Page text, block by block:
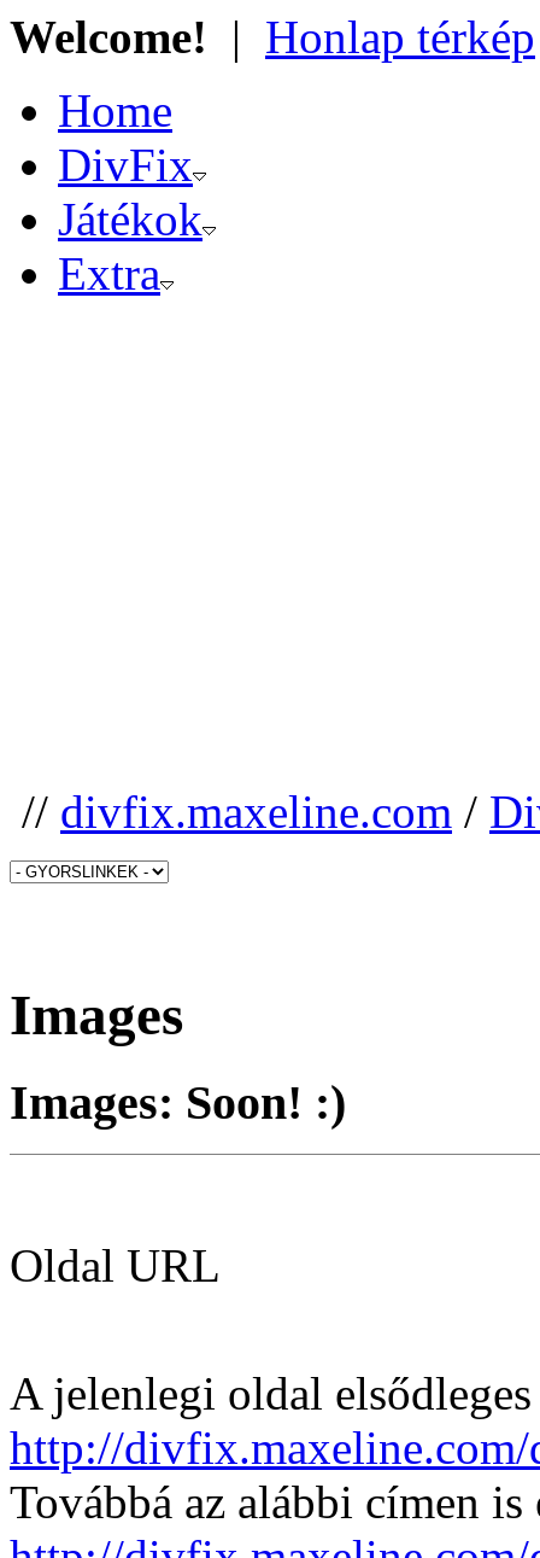
Welcome! | Honlap térkép
Home
DivFix
Játékok
Extra
// divfix.maxeline.com /
Images
Images: Soon! :)
Oldal URL
A jelenlegi oldal
http://
Továbbá az alábbi címen is